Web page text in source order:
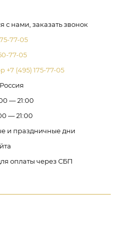
с нами, заказать звонок
77-05
77-05
+7 (495) 175-77-05
— 21:00
— 21:00
и праздничные дни
оплаты через СБП